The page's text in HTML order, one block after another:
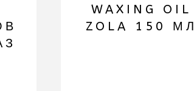
WAXING OIL
ZOLA 150 МЛ